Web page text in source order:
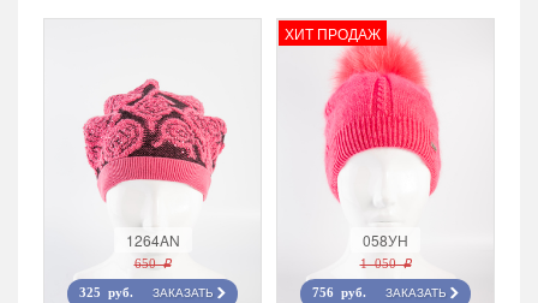
1264AN
650 r
325 руб. ЗАКАЗАТЬ
ХИТ ПРОДАЖ
058УН
1 050 r
756 руб. ЗАКАЗАТЬ